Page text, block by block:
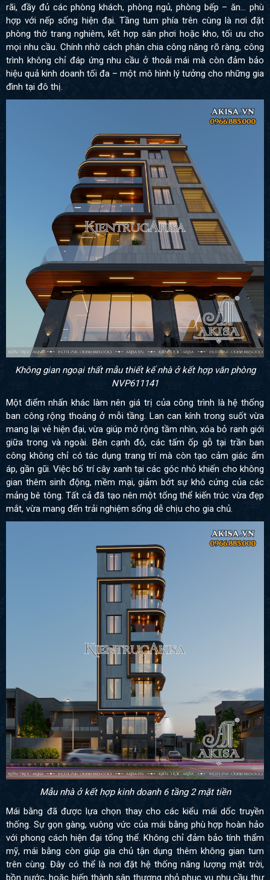
rãi, đầy đủ các phòng khách, phòng ngủ, phòng bếp – ăn… phù
hợp với nếp sống hiện đại. Tầng tum phía trên cùng là nơi đặt
phòng thờ trang nghiêm, kết hợp sân phơi hoặc kho, tối ưu cho
mọi nhu cầu. Chính nhờ cách phân chia công năng rõ ràng, công
trình không chỉ đáp ứng nhu cầu ở thoải mái mà còn đảm bảo
hiệu quả kinh doanh tối đa – một mô hình lý tưởng cho những gia
đình tại đô thị.
Không gian ngoại thất mẫu thiết kế nhà ở kết hợp văn phòng
NVP611141
Một điểm nhấn khác làm nên giá trị của công trình là hệ thống
ban công rộng thoáng ở mỗi tầng. Lan can kính trong suốt vừa
mang lại vẻ hiện đại, vừa giúp mở rộng tầm nhìn, xóa bỏ ranh giới
giữa trong và ngoài. Bên cạnh đó, các tấm ốp gỗ tại trần ban
công không chỉ có tác dụng trang trí mà còn tạo cảm giác ấm
áp, gần gũi. Việc bố trí cây xanh tại các góc nhỏ khiến cho không
gian thêm sinh động, mềm mại, giảm bớt sự khô cứng của các
mảng bê tông. Tất cả đã tạo nên một tổng thể kiến trúc vừa đẹp
mắt, vừa mang đến trải nghiệm sống dễ chịu cho gia chủ.
Mẫu nhà ở kết hợp kinh doanh 6 tầng 2 mặt tiền
Mái bằng đã được lựa chọn thay cho các kiểu mái dốc truyền
thống. Sự gọn gàng, vuông vức của mái bằng phù hợp hoàn hảo
với phong cách hiện đại tổng thể. Không chỉ đảm bảo tính thẩm
mỹ, mái bằng còn giúp gia chủ tận dụng thêm không gian tum
trên cùng. Đây có thể là nơi đặt hệ thống năng lượng mặt trời,
bồn nước, hoặc biến thành sân thượng nhỏ phục vụ nhu cầu thư